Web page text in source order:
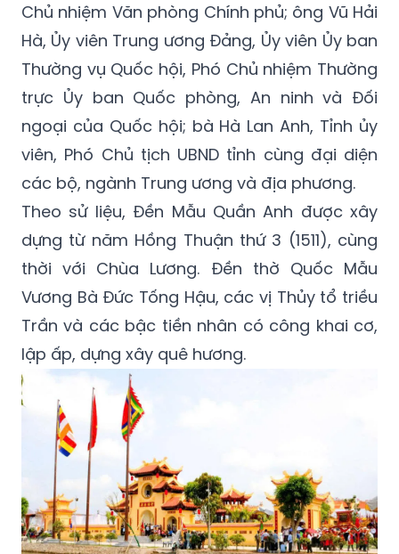
Chủ nhiệm Văn phòng Chính phủ; ông Vũ Hải
Hà, Ủy viên Trung ương Đảng, Ủy viên Ủy ban
Thường vụ Quốc hội, Phó Chủ nhiệm Thường
trực Ủy ban Quốc phòng, An ninh và Đối
ngoại của Quốc hội; bà Hà Lan Anh, Tỉnh ủy
viên, Phó Chủ tịch UBND tỉnh cùng đại diện
các bộ, ngành Trung ương và địa phương.
Theo sử liệu, Đền Mẫu Quần Anh được xây
dựng từ năm Hồng Thuận thứ 3 (1511), cùng
thời với Chùa Lương. Đền thờ Quốc Mẫu
Vương Bà Đức Tống Hậu, các vị Thủy tổ triều
Trần và các bậc tiền nhân có công khai cơ,
lập ấp, dựng xây quê hương.